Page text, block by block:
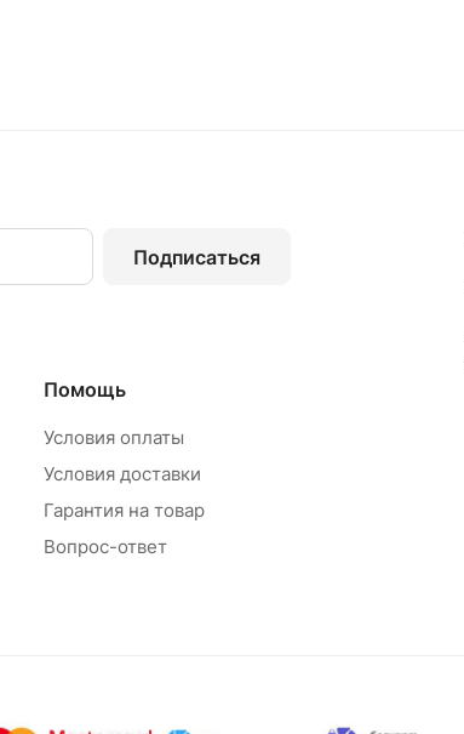
Подписаться
Помощь
Условия оплаты
Условия доставки
Гарантия на товар
Вопрос-ответ